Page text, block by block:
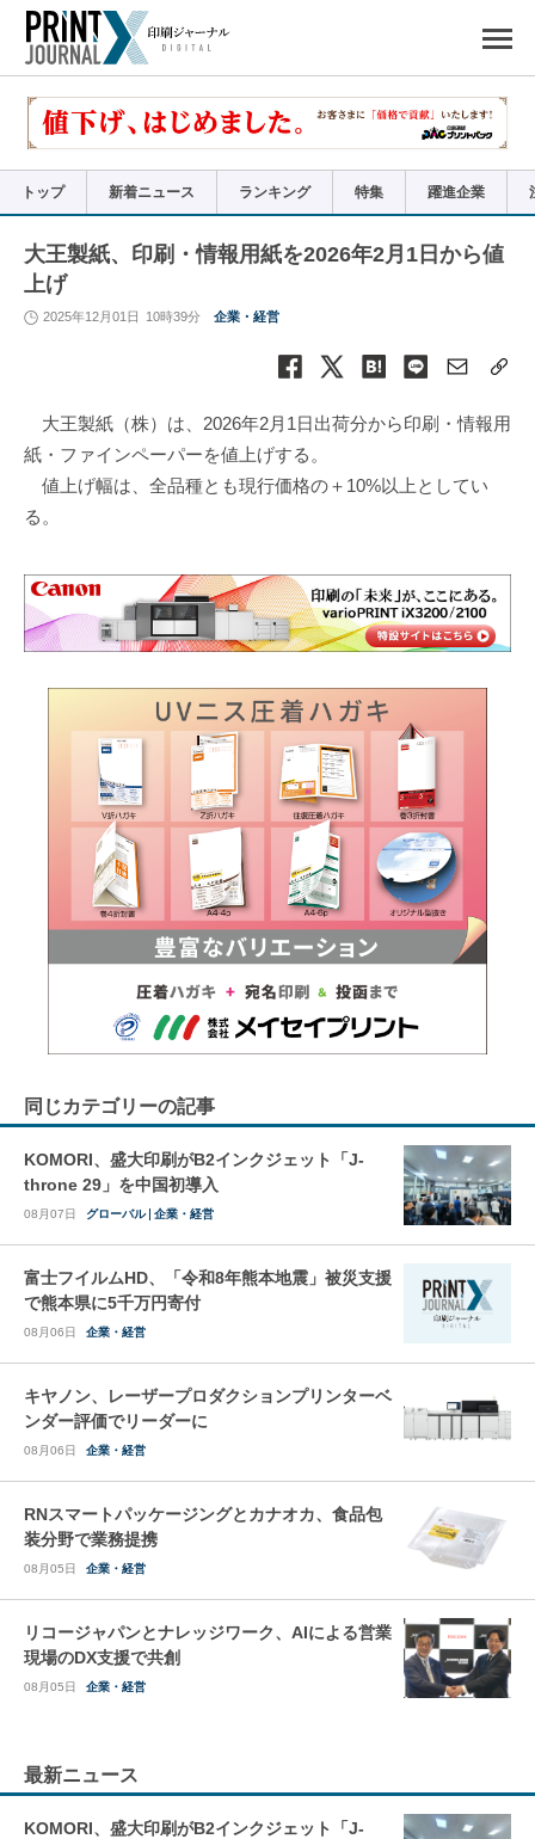
で
リ
トップ 新着ニュース ランキング 特集 躍進企業
大王製紙、印刷・情報用紙を2026年2月1日から値
上げ
2025年12月01日 10時39分 企業・経営
大王製紙（株）は、2026年2月1日出荷分から印刷・情報用
紙・ファインペーパーを値上げする。
値上げ幅は、全品種とも現行価格の＋10%以上としてい
る。
同じカテゴリーの記事
KOMORI、盛大印刷がB2インクジェット「J-
throne 29」を中国初導入
08月07日 グローバル 企業・経営
富士フイルムHD、「令和8年熊本地震」被災支援
で熊本県に5千万円寄付
08月06日 企業・経営
キヤノン、レーザープロダクションプリンターベ
ンダー評価でリーダーに
08月06日 企業・経営
RNスマートパッケージングとカナオカ、食品包
装分野で業務提携
08月05日 企業・経営
リコージャパンとナレッジワーク、AIによる営業
現場のDX支援で共創
08月05日 企業・経営
最新ニュース
KOMORI、盛大印刷がB2インクジェット「J-